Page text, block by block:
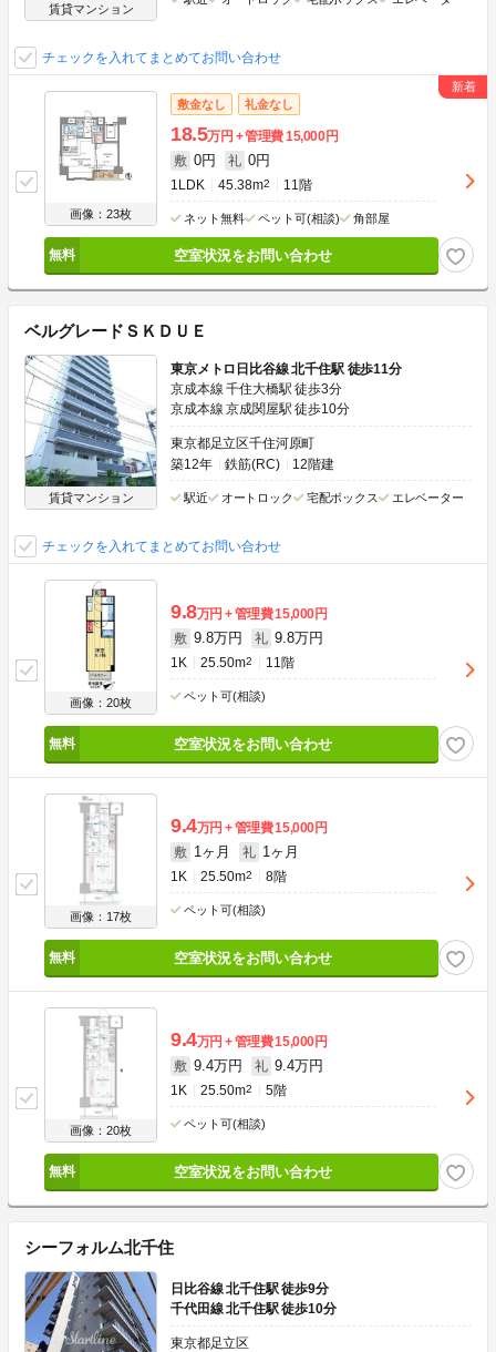
賃貸マンション
チェックを入れてまとめてお問い合わせ
画像：23枚
敷金なし 礼金なし
18.5万円 管理費15,000円
敷 0円 礼 0円
1LDK 45.38m2 11階
ネット無料 ペット可(相談) 角部屋
空室状況をお問い合わせ
ベルグレードＳＫＤＵＥ
賃貸マンション
東京メトロ日比谷線 北千住駅 徒歩11分
京成本線 千住大橋駅 徒歩3分
京成本線 京成関屋駅 徒歩10分
東京都足立区千住河原町
築12年
鉄筋(RC) 12階建
駅近 オートロック 宅配ボックス エレベーター
チェックを入れてまとめてお問い合わせ
画像：20枚
9.8万円 管理費15,000円
敷 9.8万円 礼 9.8万円
1K 25.50m2 11階
ペット可(相談)
空室状況をお問い合わせ
画像：17枚
9.4万円 管理費15,000円
敷 1ヶ月 礼 1ヶ月
1K 25.50m2 8階
ペット可(相談)
空室状況をお問い合わせ
画像：20枚
9.4万円 管理費15,000円
敷 9.4万円 礼 9.4万円
1K 25.50m2 5階
ペット可(相談)
空室状況をお問い合わせ
シーフォルム北千住
日比谷線 北千住駅 徒歩9分
千代田線 北千住駅 徒歩10分
東京都足立区